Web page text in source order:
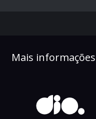
Mais informações